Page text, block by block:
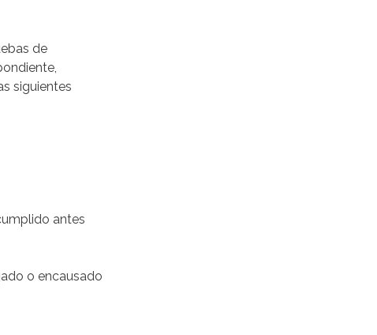
de
siguientes
antes
o encausado